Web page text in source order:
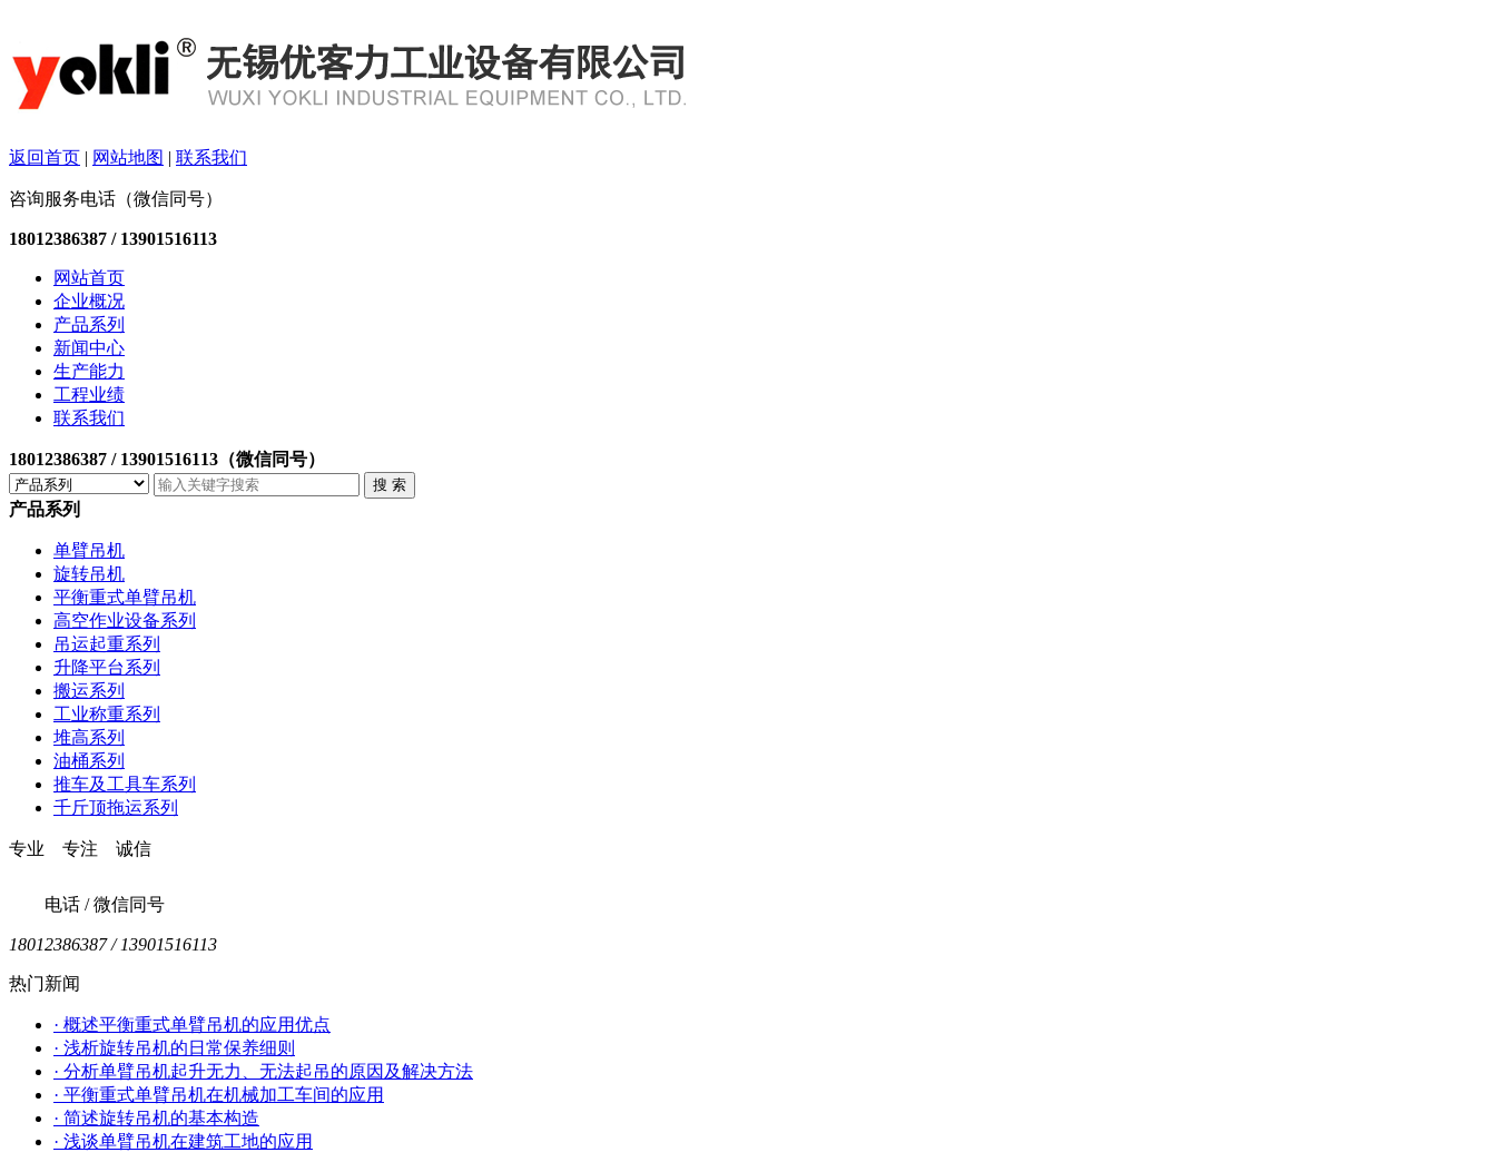
返回首页 | 网站地图 | 联系我们
咨询服务电话（微信同号）
18012386387 / 13901516113
网站首页
企业概况
产品系列
新闻中心
生产能力
工程业绩
联系我们
18012386387 / 13901516113（微信同号）
产品系列
单臂吊机
旋转吊机
平衡重式单臂吊机
高空作业设备系列
吊运起重系列
升降平台系列
搬运系列
工业称重系列
堆高系列
油桶系列
推车及工具车系列
千斤顶拖运系列
专业 专注 诚信
电话 / 微信同号
18012386387 / 13901516113
热门新闻
· 概述平衡重式单臂吊机的应用优点
· 浅析旋转吊机的日常保养细则
· 分析单臂吊机起升无力、无法起吊的原因及解决方法
· 平衡重式单臂吊机在机械加工车间的应用
· 简述旋转吊机的基本构造
· 浅谈单臂吊机在建筑工地的应用